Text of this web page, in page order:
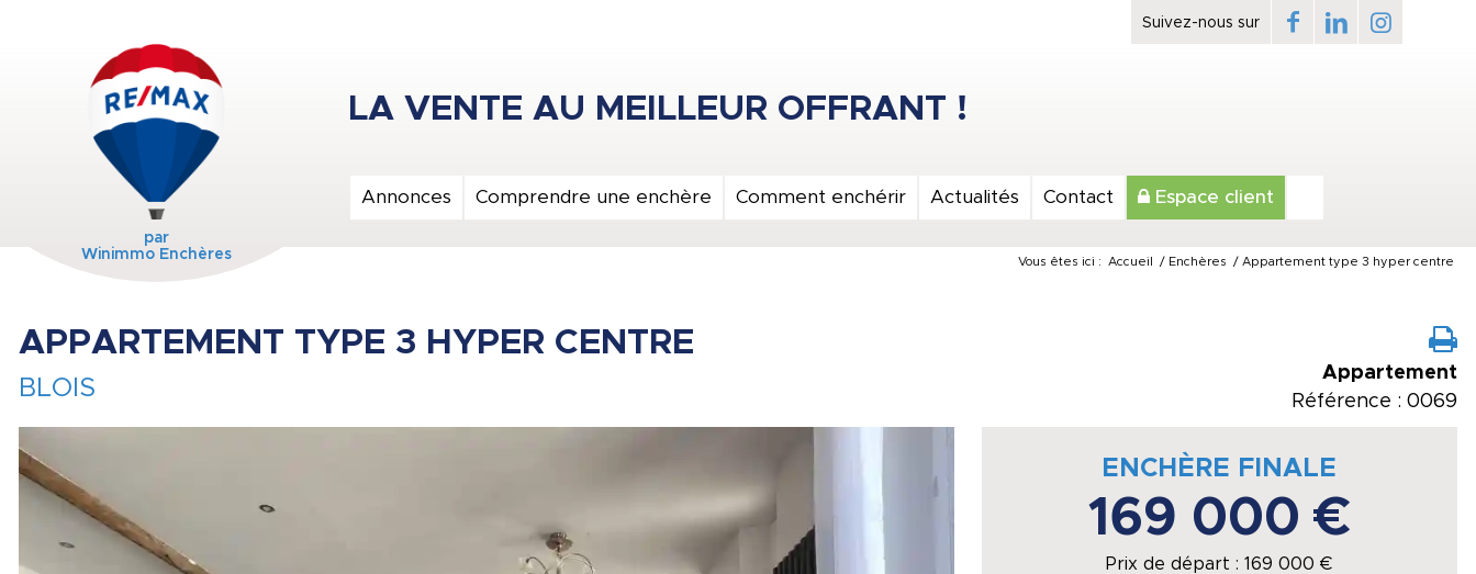
par
Winimmo Enchères
Annonces Comprendre une enchère Comment enchérir Actualités Contact Espace client
Vous êtes ici : Accueil / Enchères / Appartement type 3 hyper centre
APPARTEMENT TYPE 3 HYPER CENTRE
BLOIS
Appartement
Référence : 0069
ENCHÈRE FINALE
169 000 €
Prix de départ :169 000 €